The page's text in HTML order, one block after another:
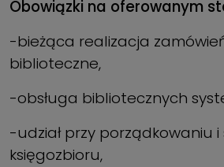
Obowiązki na oferowanym
-bieżąca realizacja
biblioteczne,
-obsługa bibliotecznych
-udział przy porządkowaniu i
księgozbioru,